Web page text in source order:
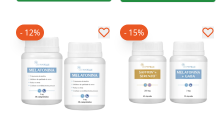
- 12% - 15%